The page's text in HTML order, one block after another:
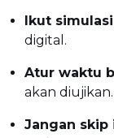
Ikut
digital.
Atur waktu
akan diujikan.
Jangan skip